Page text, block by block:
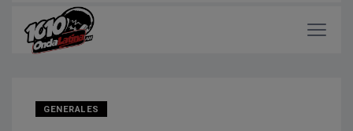
GENERALES